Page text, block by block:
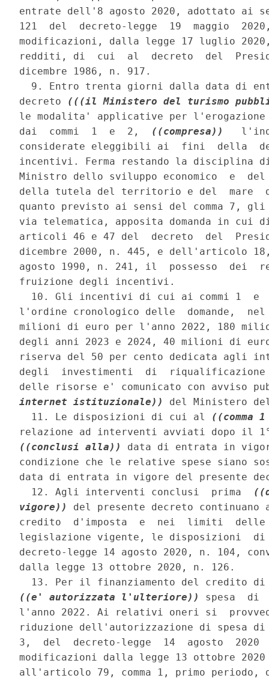
entrate dell'8 agosto 2020, adottato ai
121  del  decreto-legge  19  maggio
modificazioni, dalla legge 17 luglio
redditi, di  cui  al  decreto  del
dicembre 1986, n. 917.
9. Entro trenta giorni dalla data di
decreto (((il Ministero del turismo
le modalita' applicative per
dai  commi  1  e  2, ((compresa))
considerate eleggibili ai  fini  della
incentivi. Ferma restando la disciplina
Ministro dello sviluppo economico  e
della tutela del territorio e del  mare
quanto previsto ai sensi del comma 7,
via telematica, apposita domanda in
articoli 46 e 47 del  decreto  del
dicembre 2000, n. 445, e dell'articolo
agosto 1990, n. 241, il  possesso  dei
fruizione degli incentivi.
10. Gli incentivi di cui ai commi 1  e
l'ordine cronologico delle  domande,
milioni di euro per l'anno 2022, 180
degli anni 2023 e 2024, 40 milioni di
riserva del 50 per cento dedicata agli
degli  investimenti  di  riqualificazione
delle risorse e' comunicato con avviso
internet istituzionale))
del Ministero
  11. Le disposizioni di cui al
((comma
((conclusi alla))
data di entrata in
condizione che le relative spese siano
data di entrata in vigore del presente
  12. Agli interventi conclusi  prima
vigore))
del presente decreto
credito  d'imposta  e  nei  limiti
legislazione vigente, le disposizioni
decreto-legge 14 agosto 2020, n. 104,
dalla legge 13 ottobre 2020, n. 126.
((e' autorizzata l'ulteriore))
spesa  di
l'anno 2022. Ai relativi oneri si
riduzione dell'autorizzazione di spesa
3,  del  decreto-legge  14  agosto
modificazioni dalla legge 13 ottobre 2020
all'articolo 79, comma 1, primo periodo,